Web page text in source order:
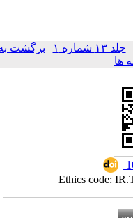
جلد ۱۳ شماره ۱ | برگشت به
Ethics code: